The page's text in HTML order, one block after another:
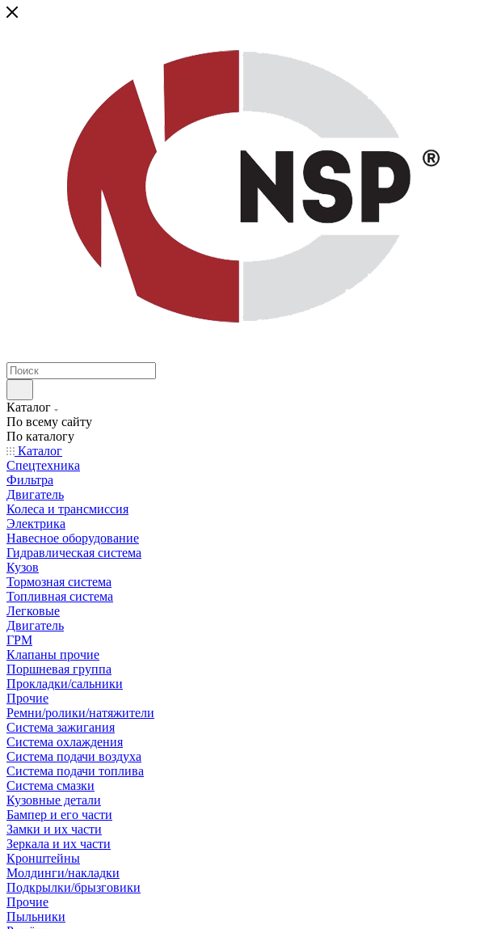
Каталог
По всему сайту
По каталогу
Каталог
Спецтехника
Фильтра
Двигатель
Колеса и трансмиссия
Электрика
Навесное оборудование
Гидравлическая система
Кузов
Тормозная система
Топливная система
Легковые
Двигатель
ГРМ
Клапаны прочие
Поршневая группа
Прокладки/сальники
Прочие
Ремни/ролики/натяжители
Система зажигания
Система охлаждения
Система подачи воздуха
Система подачи топлива
Система смазки
Кузовные детали
Бампер и его части
Замки и их части
Зеркала и их части
Кронштейны
Молдинги/накладки
Подкрылки/брызговики
Прочие
Пыльники